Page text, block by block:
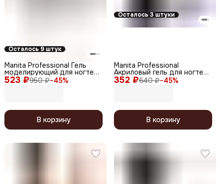
Осталось 9 штук
523 ₽950 ₽−45%
Manita Professional Гель
моделирующий для ногтей
№2, белый, 50 мл
В корзину
Осталось 3 штуки
352 ₽640 ₽−45%
Manita Professional
Акриловый гель для ногтей
светоотражающий №02, 30
мл
В корзину